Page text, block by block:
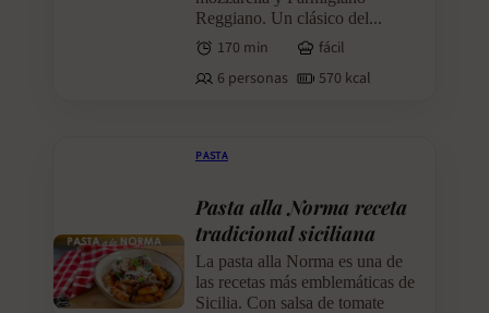
Reggiano. Un clásico del...
170 min
fácil
6 personas
570 kcal
PASTA
Pasta alla Norma receta
tradicional siciliana
La pasta alla Norma es una de
las recetas más emblemáticas de
Sicilia. Con salsa de tomate